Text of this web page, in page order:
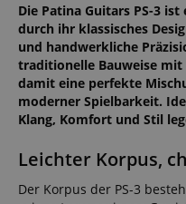
Die Patina Guitars PS-3
durch ihr klassisches
und handwerkliche
traditionelle Bauweise
damit eine perfekte
moderner Spielbarkeit.
Klang, Komfort und Stil
Leichter Korpus,
Der Korpus der PS-3